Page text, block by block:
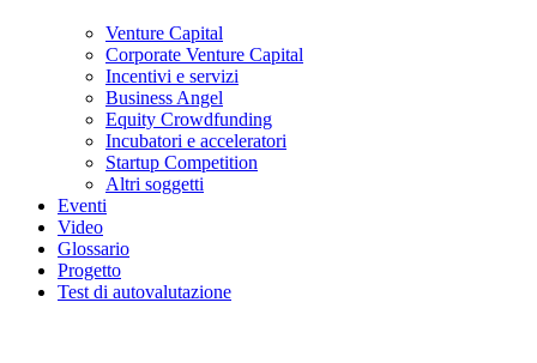
Venture Capital
Corporate Venture Capital
Incentivi e servizi
Business Angel
Equity Crowdfunding
Incubatori e acceleratori
Startup Competition
Altri soggetti
Eventi
Video
Glossario
Progetto
Test di autovalutazione